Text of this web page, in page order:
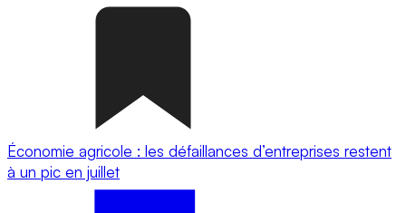
Économie agricole : les défaillances d’entreprises restent
à un pic en juillet